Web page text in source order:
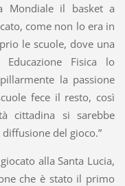
Mondiale il basket a
come non lo era in
le scuole, dove una
Fisica lo
la passione
fece il resto, così
cittadina si sarebbe
del gioco.”
alla Santa Lucia,
che è stato il primo